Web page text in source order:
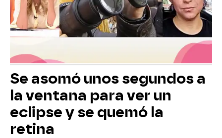
Se asomó unos segundos a
la ventana para ver un
eclipse y se quemó la
retina